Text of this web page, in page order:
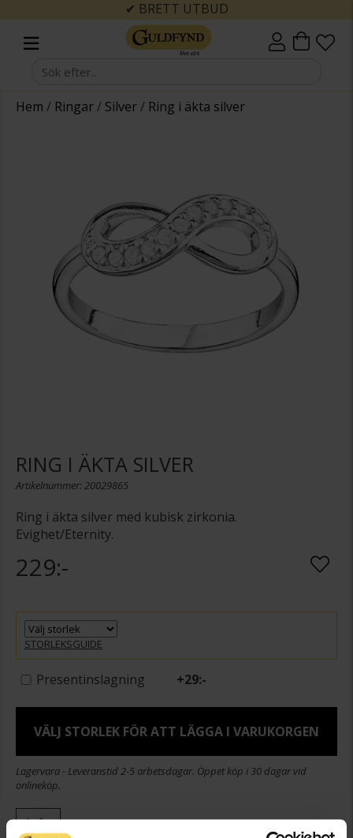
✔ BRETT UTBUD
Hem / Ringar/ Silver/ Ring i äkta silver
RING I ÄKTA SILVER
Artikelnummer: 20029865
Ring i äkta silver med kubisk zirkonia.
Evighet/Eternity.
229:-
STORLEKSGUIDE
Presentinslagning +29:-
VÄLJ STORLEK FÖR ATT LÄGGA I VARUKORGEN
Lagervara - Leveranstid 2-5 arbetsdagar. Öppet köp i 30 dagar vid
onlineköp.
Info